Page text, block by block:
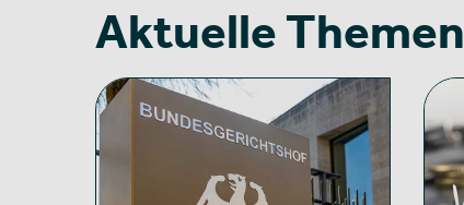
Aktuelle Themen